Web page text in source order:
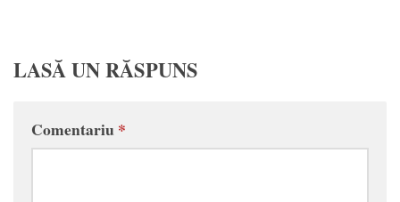
LASĂ UN RĂSPUNS
Comentariu*